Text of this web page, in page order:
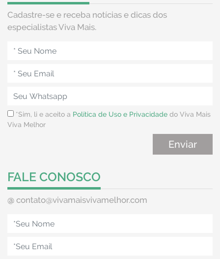
Cadastre-se e receba notícias e dicas dos
especialistas Viva Mais.
*Sim, li e aceito a Política de Uso e Privacidade do Viva Mais
Viva Melhor
FALE CONOSCO
@ contato@vivamaisvivamelhor.com